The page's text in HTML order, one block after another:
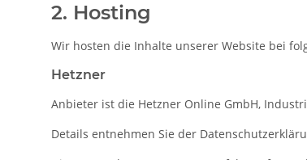
2. Hosting
Wir hosten die Inhalte unserer Website bei
Hetzner
Anbieter ist die Hetzner Online GmbH,
Details entnehmen Sie der